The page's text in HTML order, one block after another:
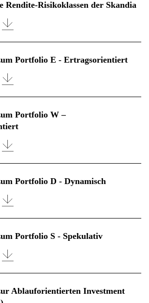
Rendite-Risikoklassen der Skandia
Portfolio E - Ertragsorientiert
Portfolio W –
Portfolio D - Dynamisch
Portfolio S - Spekulativ
Ablauforientierten Investment